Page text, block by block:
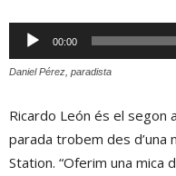
Reproductor
d'àudio
00:00
Daniel Pérez, paradista
Ricardo León és el segon
parada trobem des d’una
Station. “Oferim una mica